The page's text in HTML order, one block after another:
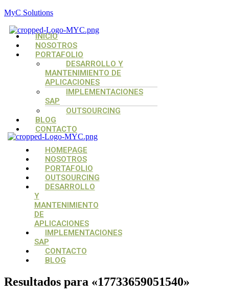
MyC Solutions
Menú
INICIO
NOSOTROS
PORTAFOLIO
DESARROLLO Y
MANTENIMIENTO DE
APLICACIONES
IMPLEMENTACIONES
SAP
OUTSOURCING
BLOG
CONTACTO
Menú
Menú
HOMEPAGE
NOSOTROS
PORTAFOLIO
OUTSOURCING
DESARROLLO
Y
MANTENIMIENTO
DE
APLICACIONES
IMPLEMENTACIONES
SAP
CONTACTO
BLOG
Resultados para «17733659051540»